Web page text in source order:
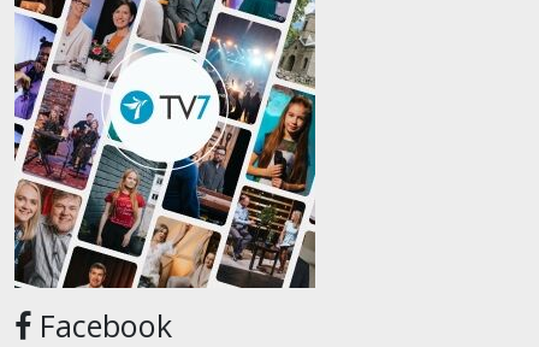
Facebook